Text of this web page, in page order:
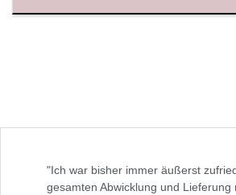
"Ich war bisher immer äußerst
gesamten Abwicklung und Lieferung